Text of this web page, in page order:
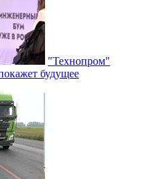
"Технопром"
будущее